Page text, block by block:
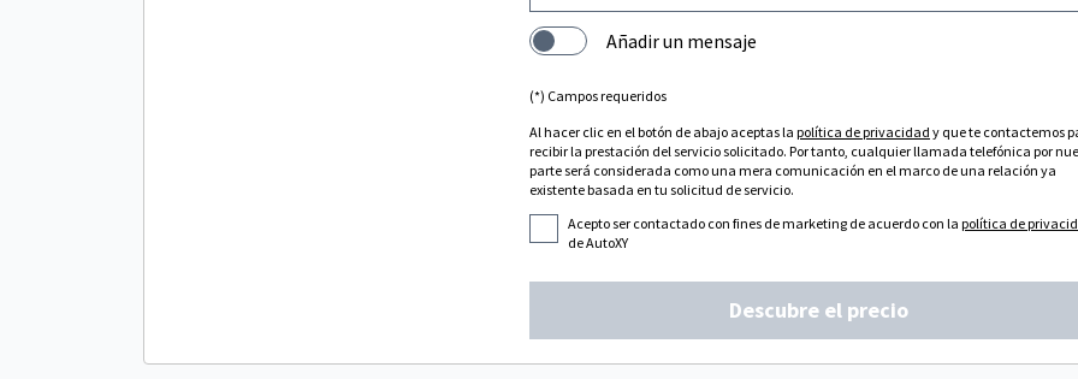
Añadir un mensaje
(*) Campos requeridos
Al hacer clic en el botón de abajo aceptas la política de privacidad y que te contactemos
recibir la prestación del servicio solicitado. Por tanto, cualquier llamada telefónica por
parte será considerada como una mera comunicación en el marco de una relación ya
existente basada en tu solicitud de servicio.
Acepto ser contactado con fines de marketing de acuerdo con la política de
de AutoXY
Descubre el precio